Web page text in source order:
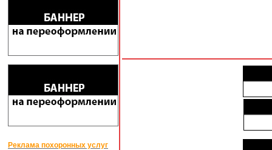
Реклама похоронных услуг